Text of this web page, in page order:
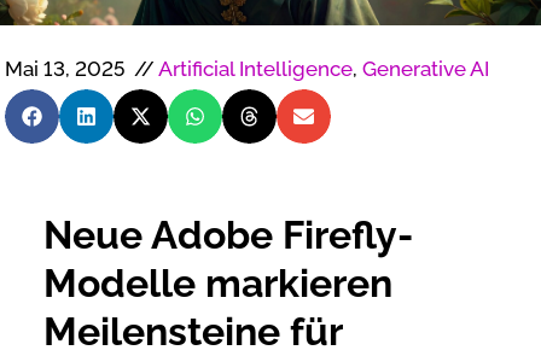
Mai 13, 2025 // Artificial Intelligence, Generative AI
Neue Adobe Firefly-
Modelle markieren
Meilensteine für